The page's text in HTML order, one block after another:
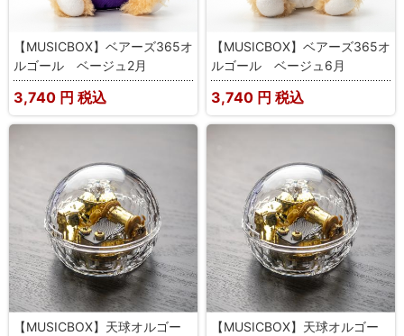
【MUSICBOX】ベアーズ365オ
ルゴール ベージュ2月
3,740 円 税込
【MUSICBOX】ベアーズ365オ
ルゴール ベージュ6月
3,740 円 税込
【MUSICBOX】天球オルゴー
【MUSICBOX】天球オルゴー